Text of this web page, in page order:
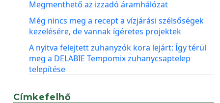
Megmenthető az izzadó áramhálózat
Még nincs meg a recept a vízjárási szélsőségek
kezelésére, de vannak ígéretes projektek
A nyitva felejtett zuhanyzók kora lejárt: Így térül
meg a DELABIE Tempomix zuhanycsaptelep
telepítése
Címkefelhő